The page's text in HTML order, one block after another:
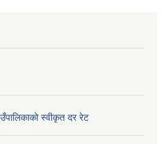
स्वीकृत दर रेट